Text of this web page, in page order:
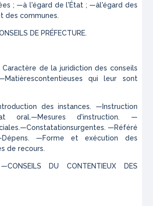
; —à l'égard de l'État ; —àl'égard des
des communes.
DE PRÉFECTURE.
Caractère de la juridiction des conseils
qui leur sont
des instances. —Instruction
oral.—Mesures d'instruction. —
—Référé
—Forme et exécution des
de recours.
DU CONTENTIEUX DES